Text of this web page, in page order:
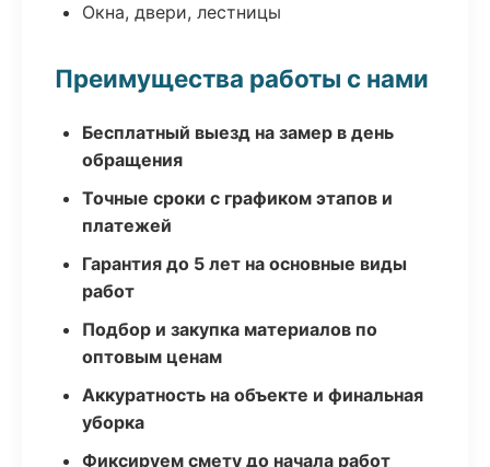
Окна, двери, лестницы
Преимущества работы с нами
Бесплатный выезд на замер в день
обращения
Точные сроки с графиком этапов и
платежей
Гарантия до 5 лет на основные виды
работ
Подбор и закупка материалов по
оптовым ценам
Аккуратность на объекте и финальная
уборка
Фиксируем смету до начала работ